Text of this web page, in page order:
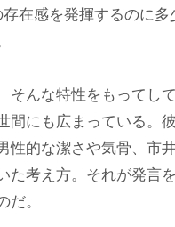
在感を発揮するのに多
そんな特性をもってし
間にも広まっている。
性的な潔さや気骨、市
た考え方。それが発言
。